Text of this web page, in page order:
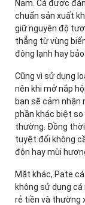
Nam. Cá được
chuẩn sản xuất
giữ nguyên độ
thẳng từ vùng
đông lạnh hay
Cũng vì sử dụng
nên khi mở nắp
bạn sẽ cảm
phần khác biệt
thường. Đồng
tuyệt đối không
độn hay mùi
Mặt khác, Pate
không sử dụng
rẻ tiền và thường